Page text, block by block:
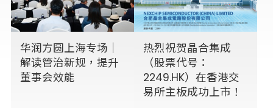
华润方圆上海专场｜
解读管治新规，提升
董事会效能
热烈祝贺晶合集成
（股票代号：
2249.HK）在香港交
易所主板成功上市！